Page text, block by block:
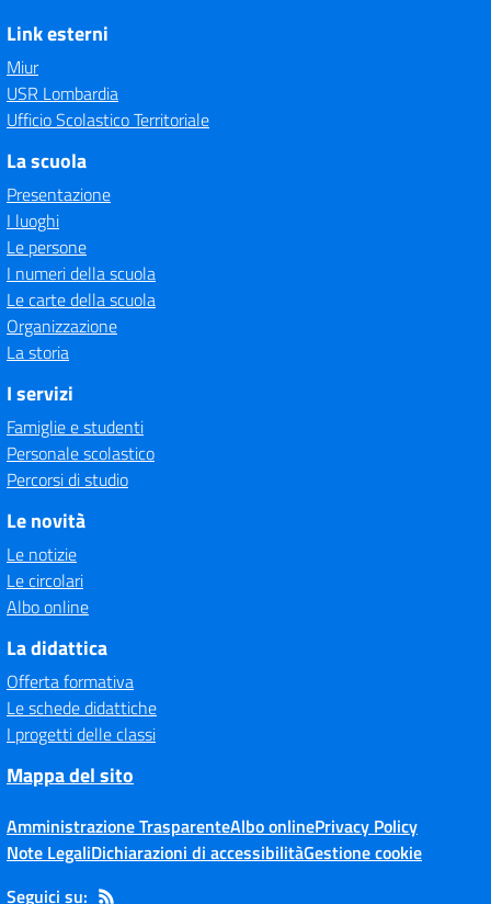
Link esterni
Miur
USR Lombardia
Ufficio Scolastico Territoriale
La scuola
Presentazione
I luoghi
Le persone
I numeri della scuola
Le carte della scuola
Organizzazione
La storia
I servizi
Famiglie e studenti
Personale scolastico
Percorsi di studio
Le novità
Le notizie
Le circolari
Albo online
La didattica
Offerta formativa
Le schede didattiche
I progetti delle classi
Mappa del sito
Amministrazione TrasparenteAlbo onlinePrivacy Policy
Note LegaliDichiarazioni di accessibilitàGestione cookie
Seguici su: